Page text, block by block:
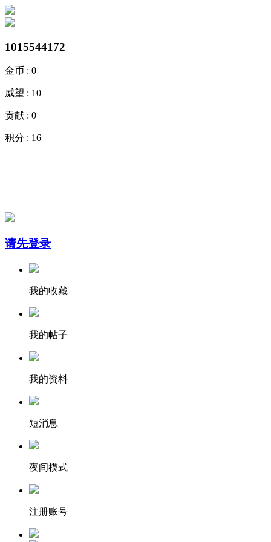
1015544172
金币 : 0
威望 : 10
贡献 : 0
积分 : 16
请先登录
我的收藏
我的帖子
我的资料
短消息
夜间模式
注册账号